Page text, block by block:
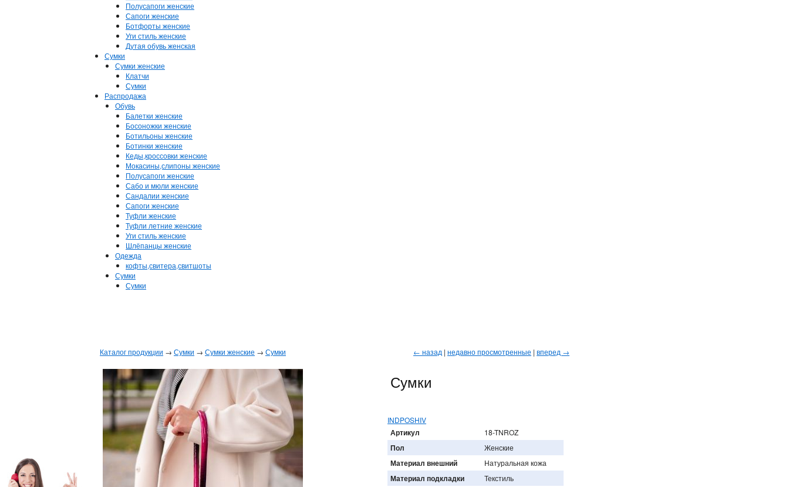
Полусапоги женские
Сапоги женские
Ботфорты женские
Уги стиль женские
Дутая обувь женская
Сумки
Сумки женские
Клатчи
Сумки
Распродажа
Обувь
Балетки женские
Босоножки женские
Ботильоны женские
Ботинки женские
Кеды,кроссовки женские
Мокасины,слипоны женские
Полусапоги женские
Сабо и мюли женские
Сандалии женские
Сапоги женские
Туфли женские
Туфли летние женские
Уги стиль женские
Шлёпанцы женские
Одежда
кофты,свитера,свитшоты
Сумки
Сумки
Каталог продукции → Сумки → Сумки женские → Сумки ← назад | недавно просмотренные | вперед →
Сумки
INDPOSHIV
Артикул 18-TNROZ
Пол Женские
Материал внешний Натуральная кожа
Материал подкладки Текстиль